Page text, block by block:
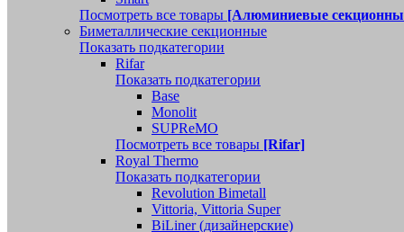
Посмотреть все товары [Алюминиевые
Биметаллические секционные
Показать подкатегории
Rifar
Показать подкатегории
Base
Monolit
SUPReMO
Посмотреть все товары [Rifar]
Royal Thermo
Показать подкатегории
Revolution Bimetall
Vittoria, Vittoria Super
BiLiner (дизайнерские)